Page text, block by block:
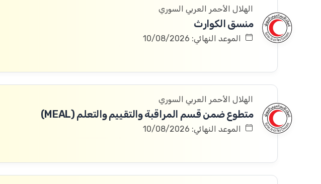
الهلال الأحمر العربي السوري
منسق الكوارث
الموعد النهائي: 10/08/2026
الهلال الأحمر العربي السوري
متطوع ضمن قسم المراقبة والتقييم والتعلم (MEAL)
الموعد النهائي: 10/08/2026